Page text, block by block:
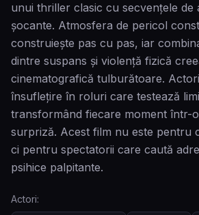
unui thriller clasic cu secvențele de
șocante. Atmosfera de pericol
construiește pas cu pas, iar
dintre suspans și violență fizică
cinematografică tulburătoare.
însuflețire în roluri care testează
transformând fiecare moment într-
surpriză. Acest film nu este pentru
ci pentru spectatorii care caută
psihice palpitante.
Actori: